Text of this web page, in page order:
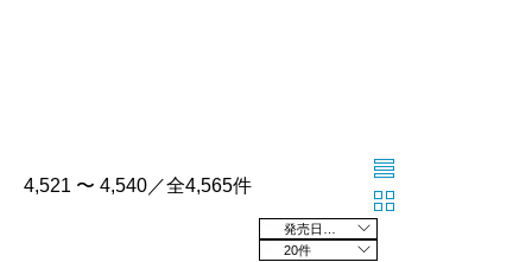
4,521 〜 4,540／全4,565件
20件